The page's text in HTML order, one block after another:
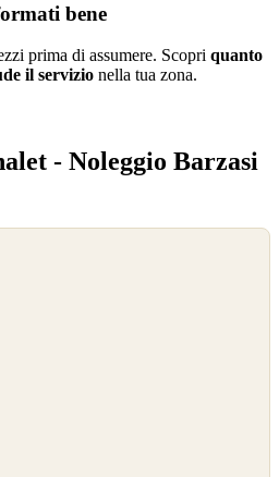
bene
prima di assumere. Scopri quanto
il servizio nella tua zona.
- Noleggio Barzasi